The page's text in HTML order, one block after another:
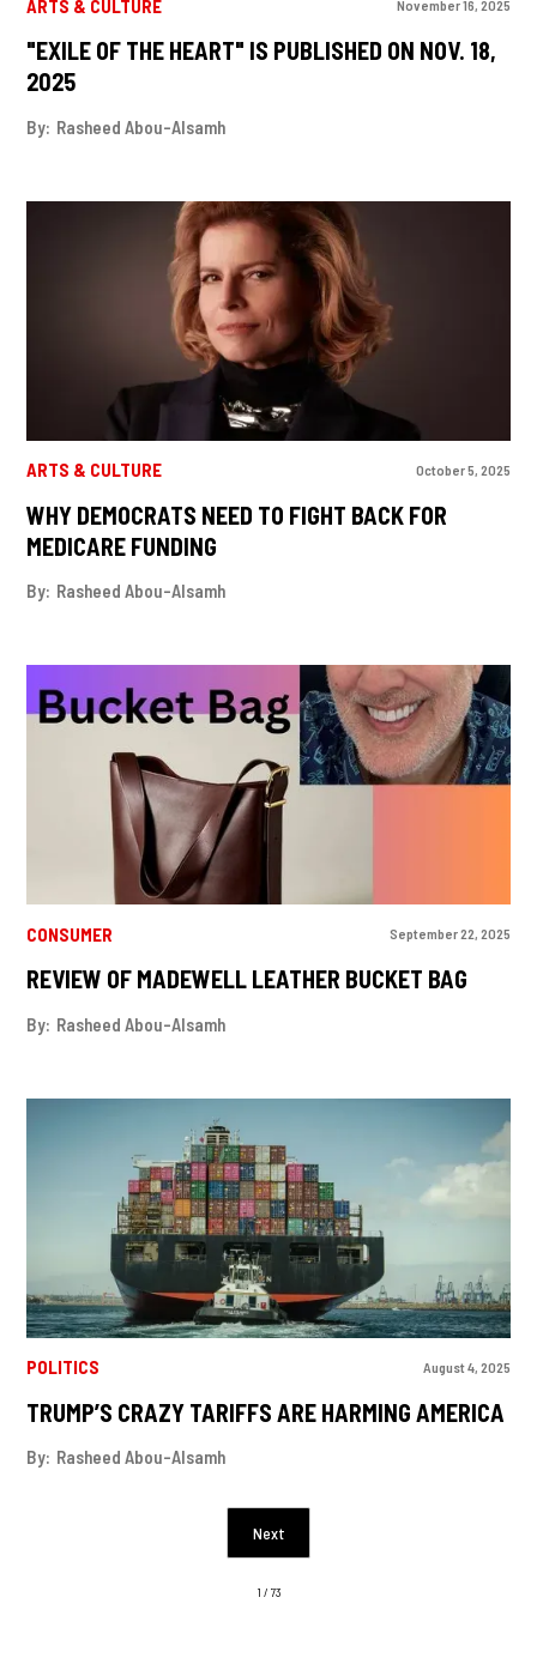
ARTS & CULTURE November 16, 2025
"EXILE OF THE HEART" IS PUBLISHED ON NOV. 18,
2025
By: Rasheed Abou-Alsamh
ARTS & CULTURE October 5, 2025
WHY DEMOCRATS NEED TO FIGHT BACK FOR
MEDICARE FUNDING
By: Rasheed Abou-Alsamh
CONSUMER September 22, 2025
REVIEW OF MADEWELL LEATHER BUCKET BAG
By: Rasheed Abou-Alsamh
POLITICS August 4, 2025
TRUMP’S CRAZY TARIFFS ARE HARMING AMERICA
By: Rasheed Abou-Alsamh
Next
1 / 73